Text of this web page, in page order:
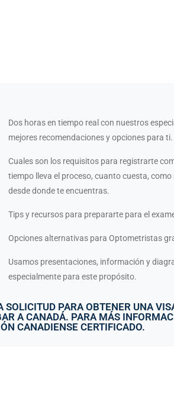
Dos horas en tiempo real con nuestros
mejores recomendaciones y opciones para ti.
Cuales son los requisitos para registrarte
tiempo lleva el proceso, cuanto cuesta,
desde donde te encuentras.
Tips y recursos para prepararte para el
Opciones alternativas para Optometristas
Usamos presentaciones, información y
especialmente para este propósito.
PARA OBTENER UNA
A CANADÁ. PARA MÁS
CANADIENSE CERTIFICADO.